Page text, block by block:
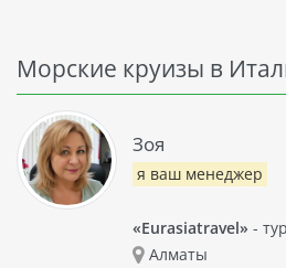
Морские круизы в
Зоя
я ваш менеджер
«Eurasiatravel» -
Алматы